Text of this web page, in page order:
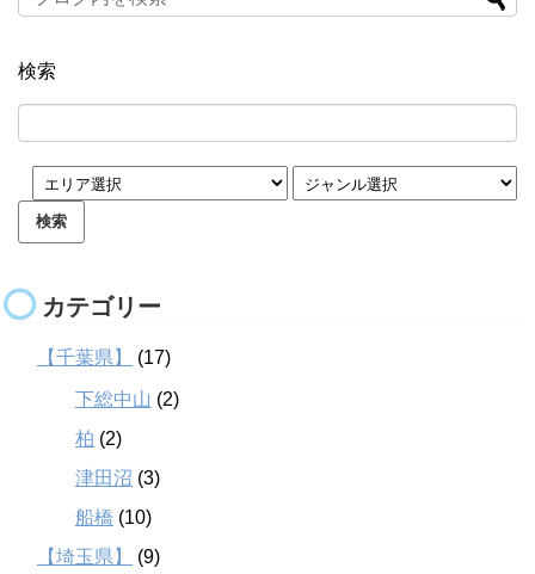
検索
カテゴリー
【千葉県】 (17)
下総中山 (2)
柏 (2)
津田沼 (3)
船橋 (10)
【埼玉県】
(9)